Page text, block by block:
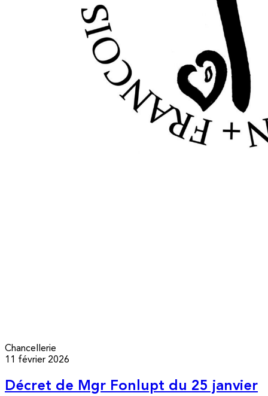
Chancellerie
11 février 2026
Décret de Mgr Fonlupt du 25 janvier